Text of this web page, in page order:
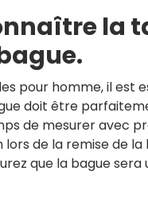
la
pour homme, il est
doit être
de mesurer avec
de la remise de
que la bague